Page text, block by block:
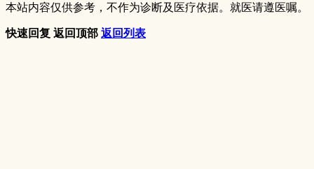
本站内容仅供参考，不作为诊断及医疗依据。就医请遵医嘱。
快速回复 返回顶部 返回列表